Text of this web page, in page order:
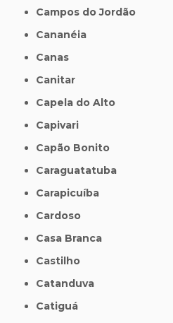
Campos do Jordão
Cananéia
Canas
Canitar
Capela do Alto
Capivari
Capão Bonito
Caraguatatuba
Carapicuíba
Cardoso
Casa Branca
Castilho
Catanduva
Catiguá